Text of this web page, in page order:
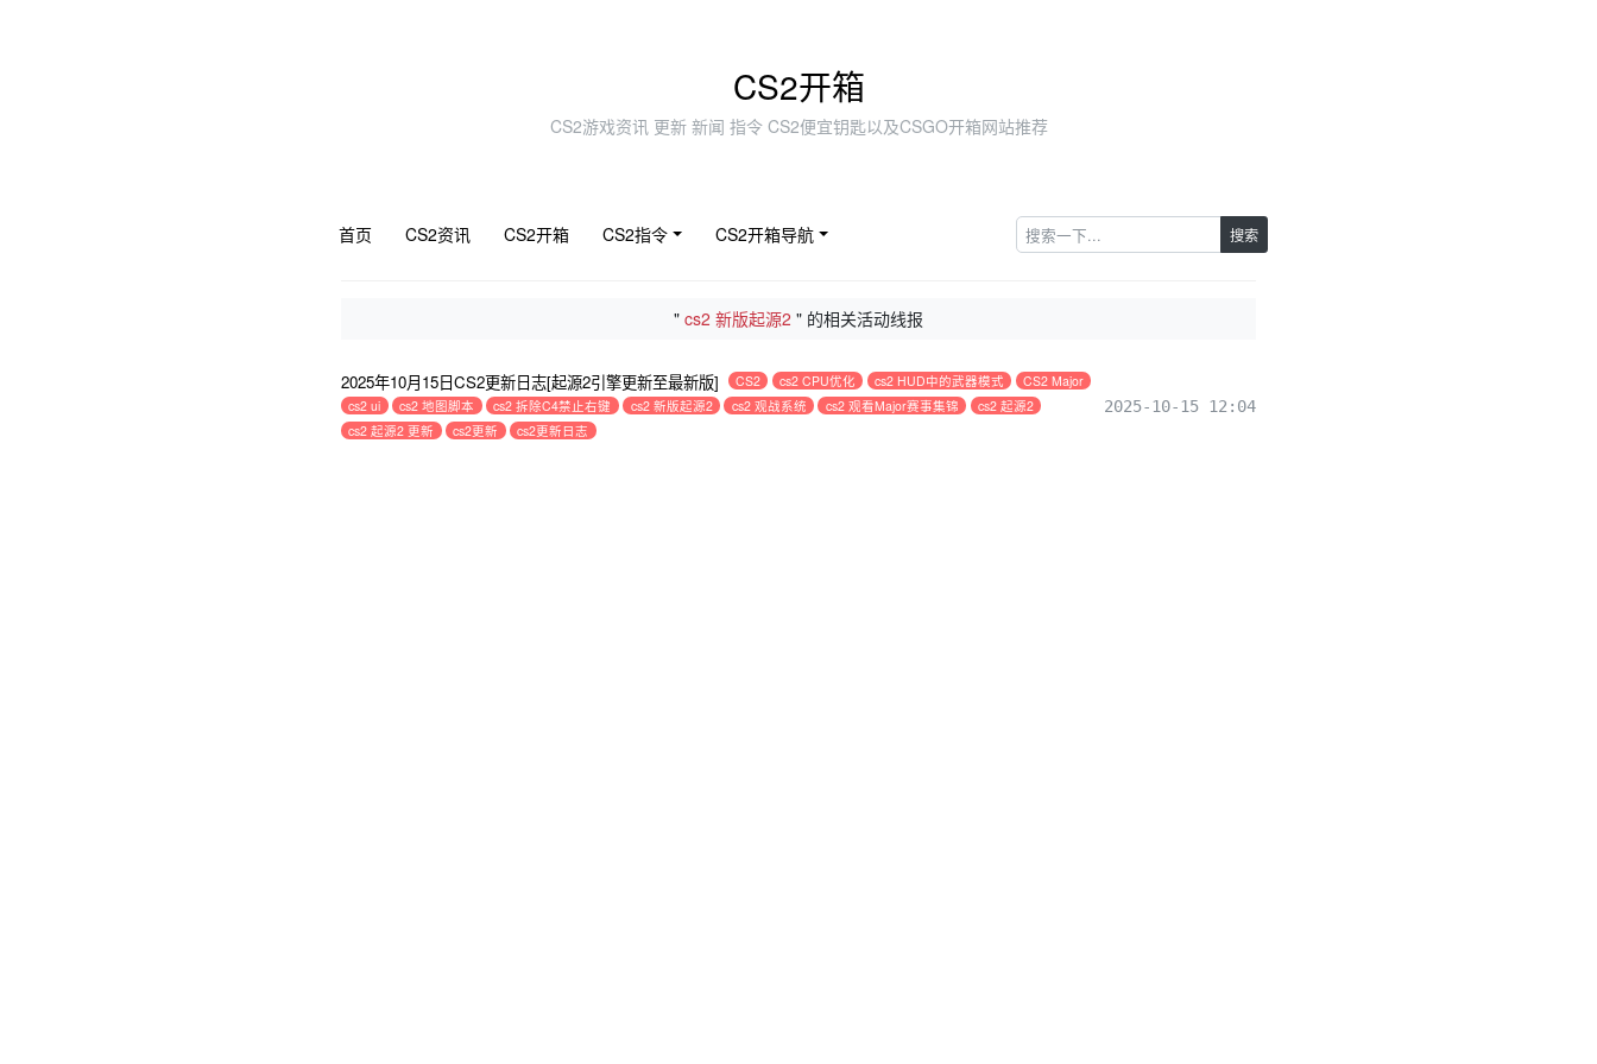
CS2开箱
CS2游戏资讯 更新 新闻 指令 CS2便宜钥匙以及CSGO开箱网站推荐
首页 CS2资讯 CS2开箱 CS2指令 CS2开箱导航 搜索
" cs2 新版起源2 " 的相关活动线报
2025年10月15日CS2更新日志[起源2引擎更新至最新版] CS2 cs2 CPU优化 cs2 HUD中的武器模式
CS2 Major
cs2 ui
cs2 地图脚本 cs2 拆除C4禁止右键 cs2 新版起源2 cs2 观战系统 cs2 观看Major赛事集锦
cs2 起源2
cs2 起源2 更新
cs2更新 cs2更新日志
2025-10-15 12:04